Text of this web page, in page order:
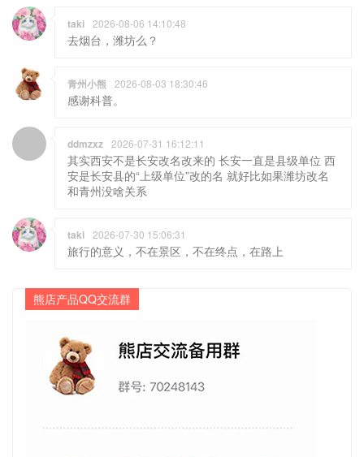
taki 2026-08-06 14:10:48
去烟台，潍坊么？
青州小熊 2026-08-03 18:30:46
感谢科普。
ddmzxz 2026-07-31 16:12:11
其实西安不是长安改名改来的 长安一直是县级单位 西
安是长安县的“上级单位”改的名 就好比如果潍坊改名
和青州没啥关系
taki 2026-07-30 15:06:31
旅行的意义，不在景区，不在终点，在路上
熊店产品QQ交流群